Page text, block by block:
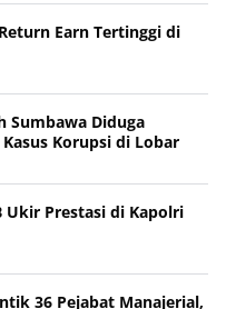
Earn Tertinggi di
Sumbawa Diduga
Korupsi di Lobar
Ukir Prestasi di Kapolri
36 Pejabat Manajerial,